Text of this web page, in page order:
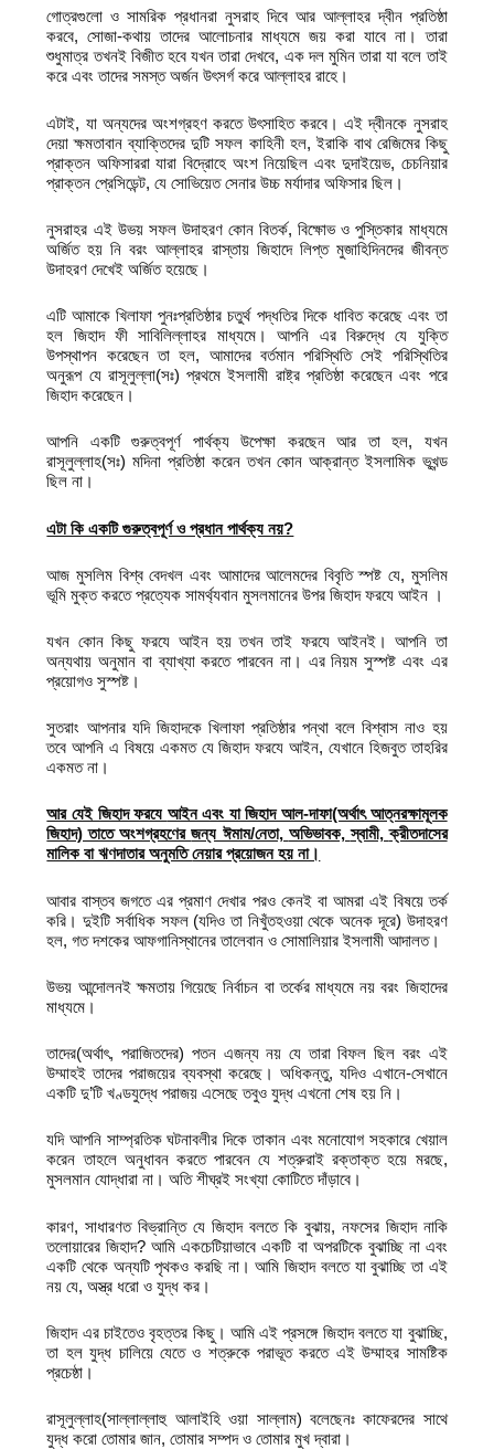
গোত্রগুলো ও সামরিক প্রধানরা নুসরাহ দিবে আর আল্লাহর দ্বীন প্রতিষ্ঠা
করবে, সোজা-কথায় তাদের আলোচনার মাধ্যমে জয় করা যাবে না। তারা
শুধুমাত্র তখনই বিজীত হবে যখন তারা দেখবে, এক দল মুমিন তারা যা বলে তাই
করে এবং তাদের সমস্ত অর্জন উৎসর্গ করে আল্লাহর রাহে।
এটাই, যা অন্যদের অংশগ্রহণ করতে উৎসাহিত করবে। এই দ্বীনকে নুসরাহ
দেয়া ক্ষমতাবান ব্যাক্তিদের দুটি সফল কাহিনী হল, ইরাকি বাথ রেজিমের কিছু
প্রাক্তন অফিসাররা যারা বিদ্রোহে অংশ নিয়েছিল এবং দুদাইয়েভ, চেচনিয়ার
প্রাক্তন প্রেসিডেন্ট, যে সোভিয়েত সেনার উচ্চ মর্যাদার অফিসার ছিল।
নুসরাহর এই উভয় সফল উদাহরণ কোন বিতর্ক, বিক্ষোভ ও পুস্তিকার মাধ্যমে
অর্জিত হয় নি বরং আল্লাহর রাস্তায় জিহাদে লিপ্ত মুজাহিদিনদের জীবন্ত
উদাহরণ দেখেই অর্জিত হয়েছে।
এটি আমাকে খিলাফা পুনঃপ্রতিষ্ঠার চতুর্থ পদ্ধতির দিকে ধাবিত করেছে এবং তা
হল জিহাদ ফী সাবিলিল্লাহর মাধ্যমে। আপনি এর বিরুদ্ধে যে যুক্তি
উপস্থাপন করেছেন তা হল, আমাদের বর্তমান পরিস্থিতি সেই পরিস্থিতির
অনুরূপ যে রাসূলুল্লা(সঃ) প্রথমে ইসলামী রাষ্ট্র প্রতিষ্ঠা করেছেন এবং পরে
জিহাদ করেছেন।
আপনি একটি গুরুত্বপূর্ণ পার্থক্য উপেক্ষা করছেন আর তা হল, যখন
রাসূলুল্লাহ(সঃ) মদিনা প্রতিষ্ঠা করেন তখন কোন আক্রান্ত ইসলামিক ভূখন্ড
ছিল না।
এটা কি একটি গুরুত্বপূর্ণ ও প্রধান পার্থক্য নয়?
আজ মুসলিম বিশ্ব বেদখল এবং আমাদের আলেমদের বিবৃতি স্পষ্ট যে, মুসলিম
ভূমি মুক্ত করতে প্রত্যেক সামর্থ্যবান মুসলমানের উপর জিহাদ ফরযে আইন ।
যখন কোন কিছু ফরযে আইন হয় তখন তাই ফরযে আইনই। আপনি তা
অন্যথায় অনুমান বা ব্যাখ্যা করতে পারবেন না। এর নিয়ম সুস্পষ্ট এবং এর
প্রয়োগও সুস্পষ্ট।
সুতরাং আপনার যদি জিহাদকে খিলাফা প্রতিষ্ঠার পন্থা বলে বিশ্বাস নাও হয়
তবে আপনি এ বিষয়ে একমত যে জিহাদ ফরযে আইন, যেখানে হিজবুত তাহরির
একমত না।
আর যেই জিহাদ ফরযে আইন এবং যা জিহাদ আল-দাফা(অর্থাৎ আত্নরক্ষামূলক
জিহাদ) তাতে অংশগ্রহণেরজন্য ঈমাম/নেতা, অভিভাবক,স্বামী,ক্রীতদাসের
মালিক বা ঋণদাতার অনুমতিনেয়ার প্রয়োজন হয় না।
আবার বাস্তব জগতে এর প্রমাণ দেখার পরও কেনই বা আমরা এই বিষয়ে তর্ক
করি। দুইটি সর্বাধিক সফল (যদিও তা নিখুঁতহওয়া থেকে অনেক দূরে) উদাহরণ
হল, গত দশকের আফগানিস্থানের তালেবান ও সোমালিয়ার ইসলামী আদালত।
উভয় আন্দোলনই ক্ষমতায় গিয়েছে নির্বাচন বা তর্কের মাধ্যমে নয় বরং জিহাদের
মাধ্যমে।
তাদের(অর্থাৎ, পরাজিতদের) পতন এজন্য নয় যে তারা বিফল ছিল বরং এই
উম্মাহই তাদের পরাজয়ের ব্যবস্থা করেছে। অধিকন্তু, যদিও এখানে-সেখানে
একটি দু’টি খণ্ডযুদ্ধে পরাজয় এসেছে তবুও যুদ্ধ এখনো শেষ হয় নি।
যদি আপনি সাম্প্রতিক ঘটনাবলীর দিকে তাকান এবং মনোযোগ সহকারে খেয়াল
করেন তাহলে অনুধাবন করতে পারবেন যে শত্রুরাই রক্তাক্ত হয়ে মরছে,
মুসলমান যোদ্ধারা না। অতি শীঘ্রই সংখ্যা কোটিতে দাঁড়াবে।
কারণ, সাধারণত বিভ্রান্তি যে জিহাদ বলতে কি বুঝায়, নফসের জিহাদ নাকি
তলোয়ারের জিহাদ? আমি একচেটিয়াভাবে একটি বা অপরটিকে বুঝাচ্ছি না এবং
একটি থেকে অন্যটি পৃথকও করছি না। আমি জিহাদ বলতে যা বুঝাচ্ছি তা এই
নয় যে, অস্ত্র ধরো ও যুদ্ধ কর।
জিহাদ এর চাইতেও বৃহত্তর কিছু। আমি এই প্রসঙ্গে জিহাদ বলতে যা বুঝাচ্ছি,
তা হল যুদ্ধ চালিয়ে যেতে ও শত্রুকে পরাভূত করতে এই উম্মাহর সামষ্টিক
প্রচেষ্ঠা।
রাসূলুল্লাহ(সাল্লাল্লাহু আলাইহি ওয়া সাল্লাম) বলেছেনঃ কাফেরদের সাথে
যুদ্ধ করো তোমার জান, তোমার সম্পদ ও তোমার মুখ দ্বারা।